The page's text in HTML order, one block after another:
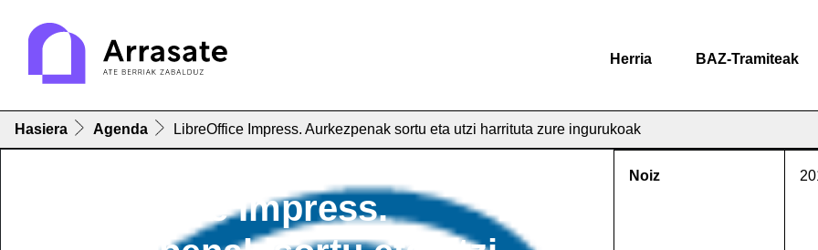
Herria BAZ-Tramiteak
Hasiera Agenda LibreOffice Impress. Aurkezpenak sortu eta utzi harrituta zure ingurukoak
LibreOffice Impress.
Noiz